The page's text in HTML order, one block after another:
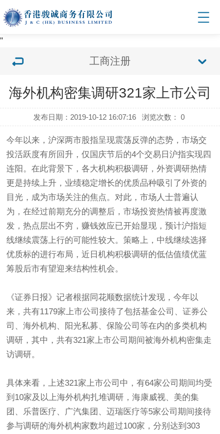
''
工商注册
海外机构密集调研321家上市公司
发布日期：2019-10-12 16:07:16 浏览次数： 0
今年以来，沪深两市股指呈现震荡反弹的态势，市场交
投活跃度有所回升，仅国庆节后的4个交易日沪指实现四
连阳。在此背景下，各大机构积极调研，外资调研热情
更是持续上升，业绩稳定增长的优质品种吸引了外资的
目光，成为市场关注的焦点。对此，市场人士普遍认
为，在经过前期充分的调整后，市场投资热情被再度激
发，热点层出不穷，赚钱效应已开始显现，预计沪指短
线继续震荡上行的可能性较大。策略上，中线继续选择
优质标的进行布局，近日机构积极调研的低估值绩优蓝
筹股后市有望迎来结构性机会。
《证券日报》记者根据同花顺数据统计发现，今年以
来，共有1179家上市公司接待了包括基金公司、证券公
司、海外机构、阳光私募、保险公司等在内的多类机构
调研，其中，共有321家上市公司期间被海外机构密集走
访调研。
具体来看，上述321家上市公司中，有64家公司期间均受
到10家及以上海外机构扎堆调研，海康威视、美的集
团、乐普医疗、广汽集团、迈瑞医疗等5家公司期间接待
参与调研的海外机构家数均超过100家，分别达到303